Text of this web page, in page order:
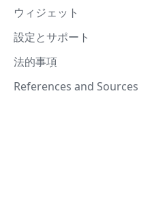
ウィジェット
設定とサポート
法的事項
References and Sources